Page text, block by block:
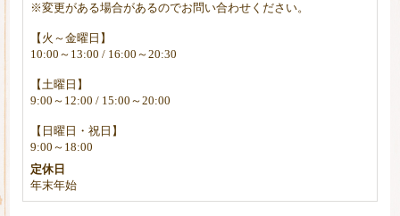
※変更がある場合があるのでお問い合わせください。
【火～金曜日】
10:00～13:00 / 16:00～20:30
【土曜日】
9:00～12:00 / 15:00～20:00
【日曜日・祝日】
9:00～18:00
定休日
年末年始